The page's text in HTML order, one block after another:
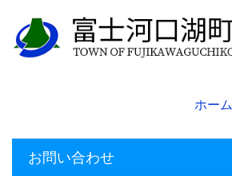
ホーム
お問い合わせ